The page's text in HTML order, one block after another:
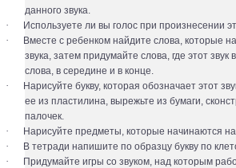
данного звука.
· Используете ли вы голос при произнесении
·
Вместе с ребенком найдите слова, которые
звука, затем придумайте слова, где этот звук
слова, в середине и в конце.
·
Нарисуйте букву, которая обозначает этот
ее из пластилина, вырежьте из бумаги,
палочек.
· Нарисуйте предметы, которые начинаются
· В тетради напишите по образцу букву по
· Придумайте игры со звуком, над которым